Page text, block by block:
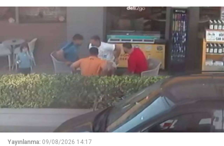
Yayınlanma: 09/08/2026 14:17